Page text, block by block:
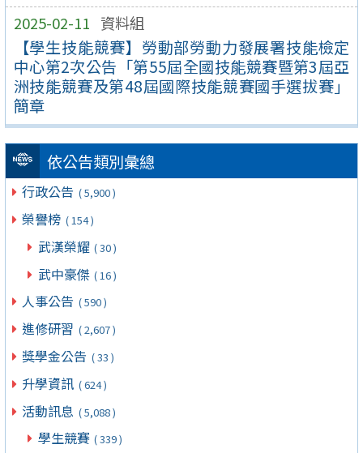
2025-02-11 資料組
【學生技能競賽】勞動部勞動力發展署技能檢定
中心第2次公告「第55屆全國技能競賽暨第3屆亞
洲技能競賽及第48屆國際技能競賽國手選拔賽」
簡章
依公告類別彙總
行政公告 ( 5,900 )
榮譽榜 ( 154 )
武漢榮耀 ( 30 )
武中豪傑 ( 16 )
人事公告 ( 590 )
進修研習 ( 2,607 )
獎學金公告 ( 33 )
升學資訊 ( 624 )
活動訊息 ( 5,088 )
學生競賽 ( 339 )